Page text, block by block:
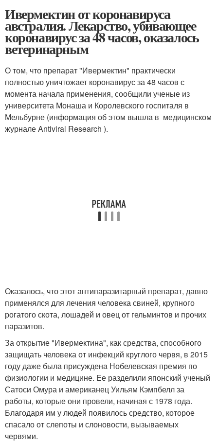
Ивермектин от коронавируса
австралия. Лекарство, убивающее
коронавирус за 48 часов, оказалось
ветеринарным
О том, что препарат "Ивермектин" практически
полностью уничтожает коронавирус за 48 часов с
момента начала применения, сообщили ученые из
университета Монаша и Королевского госпиталя в
Мельбурне (информация об этом вышла в медицинском
журнале Antiviral Research ).
Оказалось, что этот антипаразитарный препарат, давно
применялся для лечения человека свиней, крупного
рогатого скота, лошадей и овец от гельминтов и прочих
паразитов.
За открытие "Ивермектина", как средства, способного
защищать человека от инфекций круглого червя, в 2015
году даже была присуждена Нобелевская премия по
физиологии и медицине. Ее разделили японский ученый
Сатоси Омура и американец Уильям Кэмпбелл за
работы, которые они провели, начиная с 1978 года.
Благодаря им у людей появилось средство, которое
спасало от слепоты и слоновости, вызываемых
червями.